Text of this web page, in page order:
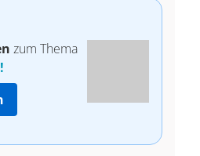
zum Thema